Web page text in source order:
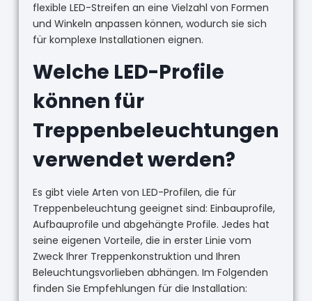
flexible LED-Streifen an eine Vielzahl von Formen
und Winkeln anpassen können, wodurch sie sich
für komplexe Installationen eignen.
Welche LED-Profile
können für
Treppenbeleuchtungen
verwendet werden?
Es gibt viele Arten von LED-Profilen, die für
Treppenbeleuchtung geeignet sind: Einbauprofile,
Aufbauprofile und abgehängte Profile. Jedes hat
seine eigenen Vorteile, die in erster Linie vom
Zweck Ihrer Treppenkonstruktion und Ihren
Beleuchtungsvorlieben abhängen. Im Folgenden
finden Sie Empfehlungen für die Installation: